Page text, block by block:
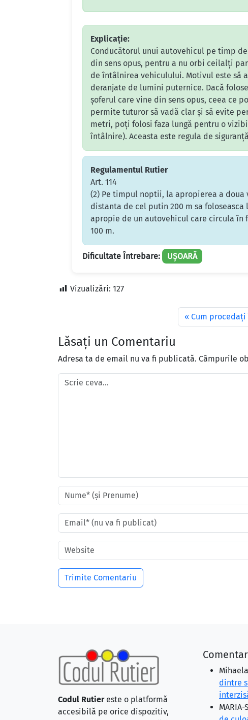
Explicație:
Conducătorul unui autovehicul pe timp
din sens opus, pentru a nu orbi ceilalți
de întâlnirea vehiculului. Motivul este să
deranjate de lumini puternice. Dacă
șoferul care vine din sens opus, ceea ce
permite tuturor să vadă clar și să evite
metri, poți folosi faza lungă pentru o
întâlnire). Aceasta este regula de
Regulamentul Rutier
Art. 114
(2) Pe timpul noptii, la apropierea a
distanta de cel putin 200 m sa
apropie de un autovehicul care circula în
100 m.
Dificultate Întrebare: UȘOARĂ
Vizualizări: 127
Cum
Lăsați un Comentariu
Adresa ta de email nu va fi publicată. Câmpurile
Codul Rutiereste o platformă
accesibilă pe orice dispozitiv,
dintre
MARIA-